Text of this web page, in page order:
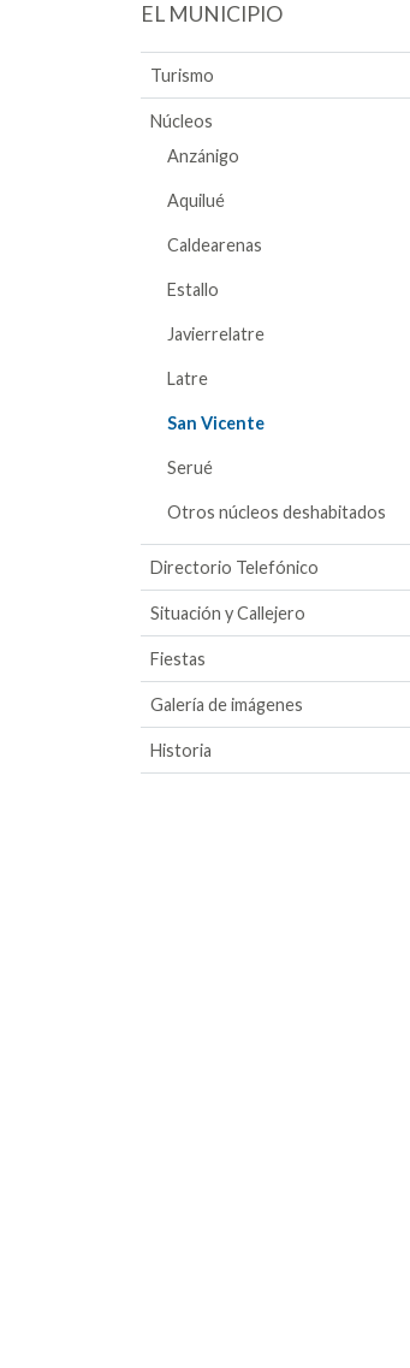
EL MUNICIPIO
Turismo
Núcleos
Anzánigo
Aquilué
Caldearenas
Estallo
Javierrelatre
Latre
San Vicente
Serué
Otros núcleos deshabitados
Directorio Telefónico
Situación y Callejero
Fiestas
Galería de imágenes
Historia